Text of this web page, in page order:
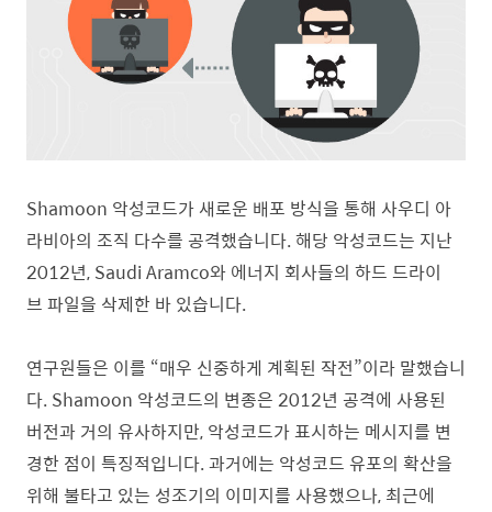
Shamoon 악성코드가 새로운 배포 방식을 통해 사우디 아
라비아의 조직 다수를 공격했습니다. 해당 악성코드는 지난
2012년, Saudi Aramco와 에너지 회사들의 하드 드라이
브 파일을 삭제한 바 있습니다.
연구원들은 이를 “매우 신중하게 계획된 작전”이라 말했습니
다. Shamoon 악성코드의 변종은 2012년 공격에 사용된
버전과 거의 유사하지만, 악성코드가 표시하는 메시지를 변
경한 점이 특징적입니다. 과거에는 악성코드 유포의 확산을
위해 불타고 있는 성조기의 이미지를 사용했으나, 최근에